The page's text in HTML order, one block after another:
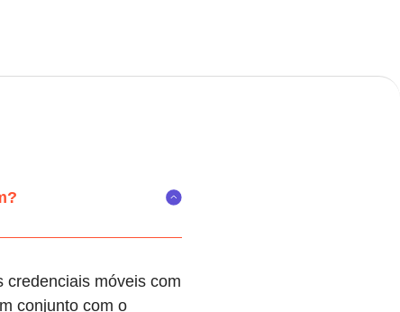
credenciais móveis com
conjunto com o